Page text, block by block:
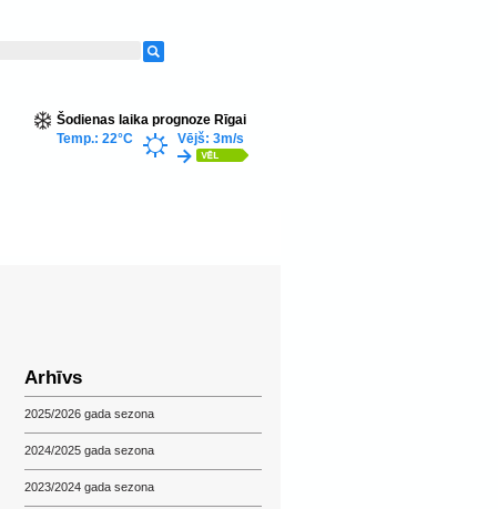
Šodienas laika prognoze Rīgai
Temp.: 22°C
Vējš: 3m/s
Arhīvs
2025/2026 gada sezona
2024/2025 gada sezona
2023/2024 gada sezona